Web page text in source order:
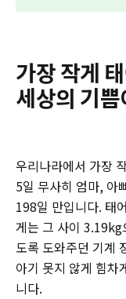
가장 작게
세상의 기
우리나라에서 가장
5일 무사히 엄마, 아
198일 만입니다. 태
게는 그 사이 3.19kg
도록 도와주던 기계
아기 못지 않게 힘차
니다.